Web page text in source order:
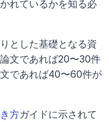
れているかを知る必
とした基礎となる資
文であれば20〜30件
であれば40〜60件が
方ガイドに示されて